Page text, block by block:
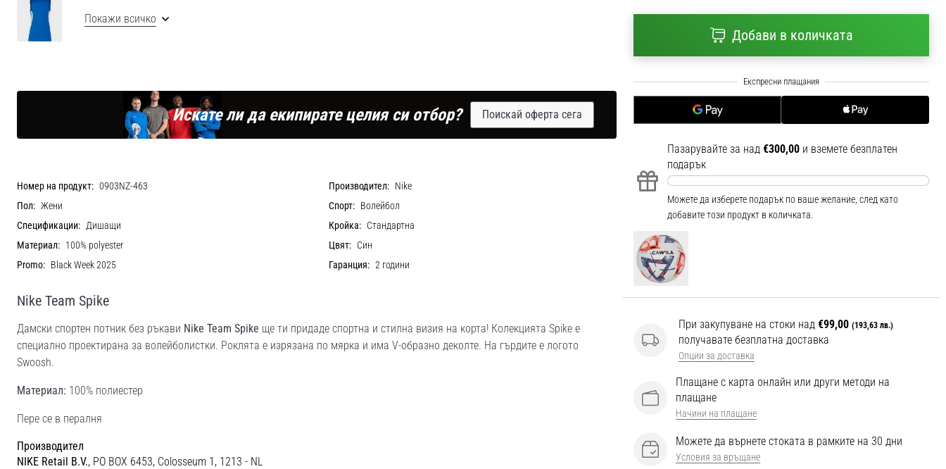
Добави в количката
Пазарувайте за над €300,00 и вземете безплатен
подарък
Можете да изберете подарък по ваше желание, след като
добавите този продукт в количката.
При закупуване на стоки над €99,00 (193,63 лв.)
получавате безплатна доставка
Опции за доставка
Плащане с карта онлайн или други методи на
плащане
Начини на плащане
Можете да върнете стоката в рамките на 30 дни
Условия за връщане
Покажи всичко
Искате ли да екипирате целия си отбор? Поискай оферта сега
Номер на продукт: 0903NZ-463 Производител: Nike
Пол: Жени Спорт: Волейбол
Спецификации: Дишащи Кройка: Стандартна
Материал: 100% polyester Цвят: Син
Promo: Black Week 2025 Гаранция: 2 години
Nike Team Spike
Дамски спортен потник без ръкави Nike Team Spike ще ти придаде спортна и стилна визия на корта! Колекцията Spike е
специално проектирана за волейболистки. Роклята е изрязана по мярка и има V-образно деколте. На гърдите е логото
Swoosh.
Материал: 100% полиестер
Пере се в пералня
Производител
NIKE Retail B.V., PO BOX 6453, Colosseum 1, 1213 - NL